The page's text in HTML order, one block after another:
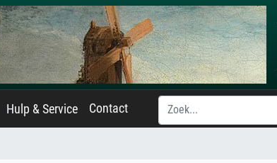
Hulp & Service Contact